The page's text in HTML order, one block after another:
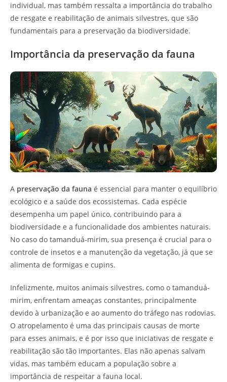
individual, mas também ressalta a importância do trabalho
de resgate e reabilitação de animais silvestres, que são
fundamentais para a preservação da biodiversidade.
Importância da preservação da fauna
A preservação da fauna é essencial para manter o equilíbrio
ecológico e a saúde dos ecossistemas. Cada espécie
desempenha um papel único, contribuindo para a
biodiversidade e a funcionalidade dos ambientes naturais.
No caso do tamanduá-mirim, sua presença é crucial para o
controle de insetos e a manutenção da vegetação, já que se
alimenta de formigas e cupins.
Infelizmente, muitos animais silvestres, como o tamanduá-
mirim, enfrentam ameaças constantes, principalmente
devido à urbanização e ao aumento do tráfego nas rodovias.
O atropelamento é uma das principais causas de morte
para esses animais, e é por isso que iniciativas de resgate e
reabilitação são tão importantes. Elas não apenas salvam
vidas, mas também educam a população sobre a
importância de respeitar a fauna local.